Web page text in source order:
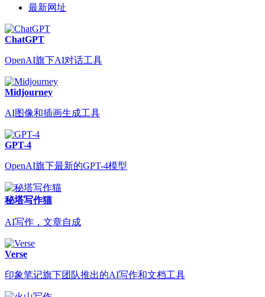
最新网址
ChatGPT
OpenAI旗下AI对话工具
Midjourney
AI图像和插画生成工具
GPT-4
OpenAI旗下最新的GPT-4模型
秘塔写作猫
AI写作，文章自成
Verse
印象笔记旗下团队推出的AI写作和文档工具